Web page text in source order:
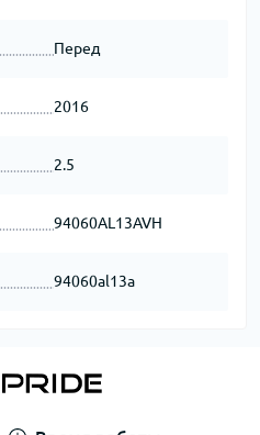
Перед
2016
2.5
94060AL13AVH
94060al13a